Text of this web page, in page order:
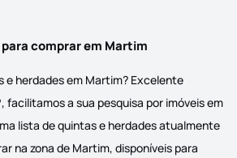
comprar em Martim
e herdades em Martim? Excelente
facilitamos a sua pesquisa por imóveis em
lista de quintas e herdades atualmente
na zona de Martim, disponíveis para